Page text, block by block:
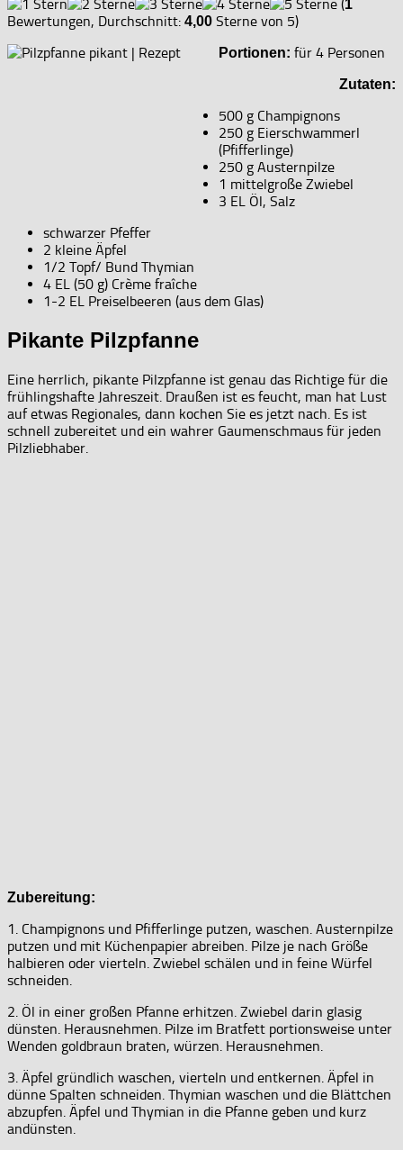
(1
Bewertungen, Durchschnitt: 4,00 Sterne von 5)
Portionen: für 4 Personen
Zutaten:
500 g Champignons
250 g Eierschwammerl
(Pfifferlinge)
250 g Austernpilze
1 mittelgroße Zwiebel
3 EL Öl, Salz
schwarzer Pfeffer
2 kleine Äpfel
1/2 Topf/ Bund Thymian
4 EL (50 g) Crème fraîche
1-2 EL Preiselbeeren (aus dem Glas)
Pikante Pilzpfanne
Eine herrlich, pikante Pilzpfanne ist genau das Richtige für die
frühlingshafte Jahreszeit. Draußen ist es feucht, man hat Lust
auf etwas Regionales, dann kochen Sie es jetzt nach. Es ist
schnell zubereitet und ein wahrer Gaumenschmaus für jeden
Pilzliebhaber.
Zubereitung:
1. Champignons und Pfifferlinge putzen, waschen. Austernpilze
putzen und mit Küchenpapier abreiben. Pilze je nach Größe
halbieren oder vierteln. Zwiebel schälen und in feine Würfel
schneiden.
2. Öl in einer großen Pfanne erhitzen. Zwiebel darin glasig
dünsten. Herausnehmen. Pilze im Bratfett portionsweise unter
Wenden goldbraun braten, würzen. Herausnehmen.
3. Äpfel gründlich waschen, vierteln und entkernen. Äpfel in
dünne Spalten schneiden. Thymian waschen und die Blättchen
abzupfen. Äpfel und Thymian in die Pfanne geben und kurz
andünsten.